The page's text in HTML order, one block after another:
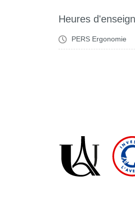
Heures
PERS Ergonomie